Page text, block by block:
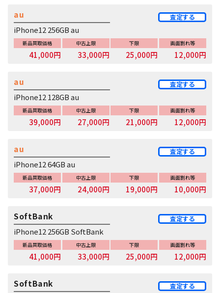
iPhone12 256GB au
au 査定する
新品買取価格
41,000円
中古上限
33,000円
下限
25,000円
画面割れ等
12,000円
iPhone12 128GB au
au 査定する
新品買取価格
39,000円
中古上限
27,000円
下限
21,000円
画面割れ等
12,000円
iPhone12 64GB au
au 査定する
新品買取価格
37,000円
中古上限
24,000円
下限
19,000円
画面割れ等
10,000円
iPhone12 256GB SoftBank
SoftBank 査定する
新品買取価格
41,000円
中古上限
33,000円
下限
25,000円
画面割れ等
12,000円
SoftBank 査定する